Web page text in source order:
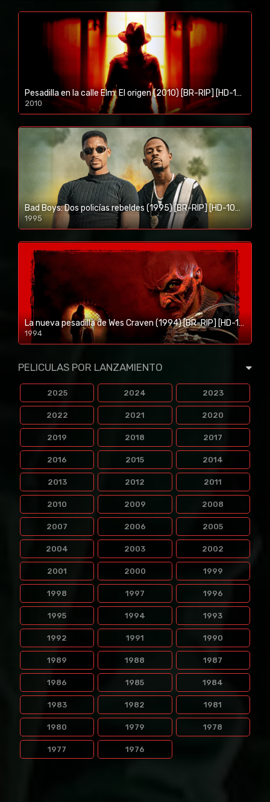
Pesadilla en la calle Elm: El origen (2010) [BR-RIP] [HD-1080p]
2010
1080p/720p
Bad Boys: Dos policías rebeldes (1995) [BR-RIP] [HD-1080p]
1995
1080p/720p
La nueva pesadilla de Wes Craven (1994) [BR-RIP] [HD-1080p]
1994
1080p/720p
PELICULAS POR LANZAMIENTO
2025 2024 2023
2022 2021 2020
2019 2018 2017
2016 2015 2014
2013 2012 2011
2010 2009 2008
2007 2006 2005
2004 2003 2002
2001 2000 1999
1998 1997 1996
1995 1994 1993
1992 1991 1990
1989 1988 1987
1986 1985 1984
1983 1982 1981
1980 1979 1978
1977 1976